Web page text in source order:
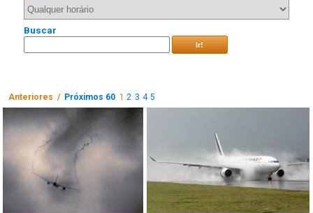
Buscar
Ir!
Anteriores / Próximos 60 1 2 3 4 5